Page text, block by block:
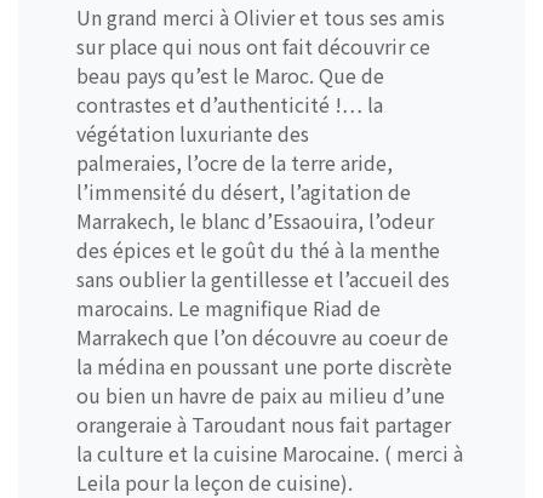
Un grand merci à Olivier et tous ses amis
sur place qui nous ont fait découvrir ce
beau pays qu’est le Maroc. Que de
contrastes et d’authenticité !… la
végétation luxuriante des
palmeraies, l’ocre de la terre aride,
l’immensité du désert, l’agitation de
Marrakech, le blanc d’Essaouira, l’odeur
des épices et le goût du thé à la menthe
sans oublier la gentillesse et l’accueil des
marocains. Le magnifique Riad de
Marrakech que l’on découvre au coeur de
la médina en poussant une porte discrète
ou bien un havre de paix au milieu d’une
orangeraie à Taroudant nous fait partager
la culture et la cuisine Marocaine. ( merci à
Leila pour la leçon de cuisine).